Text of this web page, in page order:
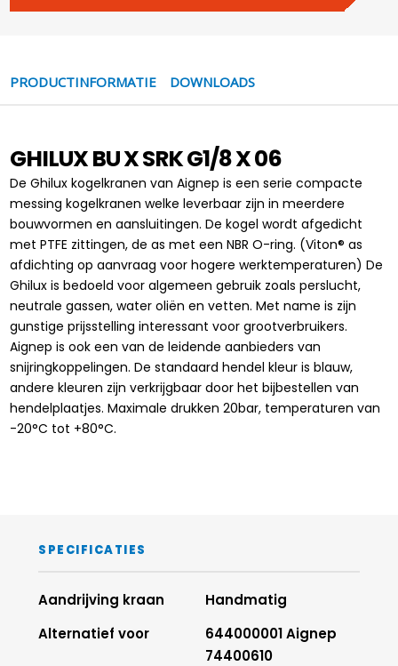
PRODUCTINFORMATIE DOWNLOADS
GHILUX BU X SRK G1/8 X 06
De Ghilux kogelkranen van Aignep is een serie compacte
messing kogelkranen welke leverbaar zijn in meerdere
bouwvormen en aansluitingen. De kogel wordt afgedicht
met PTFE zittingen, de as met een NBR O-ring. (Viton® as
afdichting op aanvraag voor hogere werktemperaturen) De
Ghilux is bedoeld voor algemeen gebruik zoals perslucht,
neutrale gassen, water oliën en vetten. Met name is zijn
gunstige prijsstelling interessant voor grootverbruikers.
Aignep is ook een van de leidende aanbieders van
snijringkoppelingen. De standaard hendel kleur is blauw,
andere kleuren zijn verkrijgbaar door het bijbestellen van
hendelplaatjes. Maximale drukken 20bar, temperaturen van
-20°C tot +80°C.
SPECIFICATIES
Aandrijving kraan
Handmatig
Alternatief voor
644000001 Aignep
74400610